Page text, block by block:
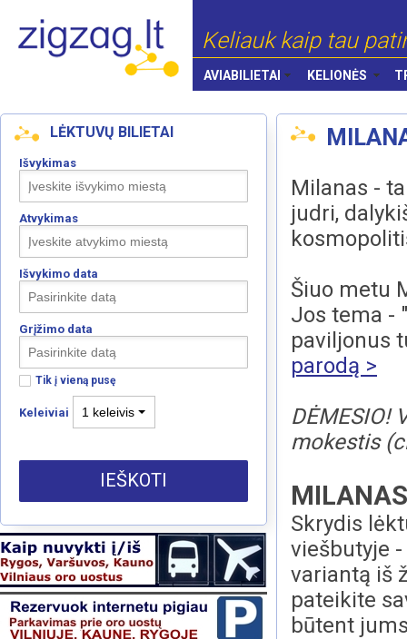
Keliauk kaip tau
AVIABILIETAI KELIONĖS
LĖKTUVŲ BILIETAI
Išvykimas
Atvykimas
Išvykimo data
Grįžimo data
Tik į vieną pusę
Keleiviai 1 keleivis
IEŠKOTI
Milanas -
judri,
Šiuo metu
Jos tema -
paviljonus
parodą >
DĖMESIO!
mokestis
Skrydis
viešbutyje
variantą iš
pateikite
būtent